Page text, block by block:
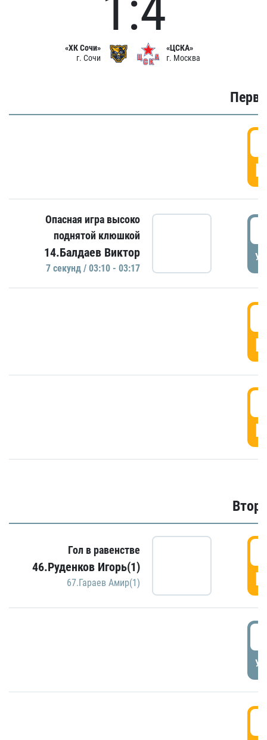
«ХК Сочи»
г. Сочи
«ЦСКА»
г. Москва
Опасная игра высоко
поднятой клюшкой
14.Балдаев Виктор
7 секунд / 03:10 - 03:17
Гол в равенстве
46.Руденков Игорь(1)
67.Гараев Амир(1)